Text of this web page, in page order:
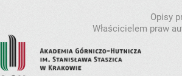
Opisy
Właścicielem praw